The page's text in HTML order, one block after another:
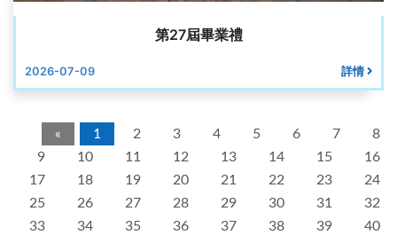
第27屆畢業禮
2026-07-09 詳情
« 1 2 3 4 5 6 7
8
9
10 11 12 13 14 15
16
17
18 19 20 21 22 23
24
25
26 27 28 29 30 31
32
33
34 35 36 37 38 39 40